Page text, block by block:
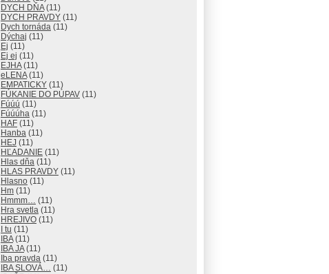
DYCH DŇA(11)
DYCH PRAVDY (11)
Dych tornáda (11)
Dýchaj (11)
Ej (11)
Ej ej (11)
EJHA(11)
eLENA(11)
EMPATICKY (11)
FÚKANIE DO PÚPAV (11)
Fúúú (11)
Fúúúha (11)
HAF (11)
Hanba (11)
HEJ (11)
HĽADANIE (11)
Hlas dňa (11)
HLAS PRAVDY (11)
Hlasno (11)
Hm (11)
Hmmm… (11)
Hra svetla (11)
HREJIVO (11)
I tu (11)
IBA(11)
IBA JA(11)
Iba pravda (11)
IBA SLOVÁ… (11)